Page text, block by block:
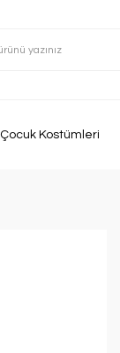
Çocuk Kostümleri